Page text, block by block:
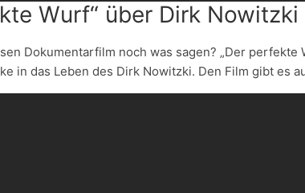
Wurf“ über Dirk Nowitzki
Dokumentarfilm noch was sagen? „Der perfekte
in das Leben des Dirk Nowitzki. Den Film gibt es